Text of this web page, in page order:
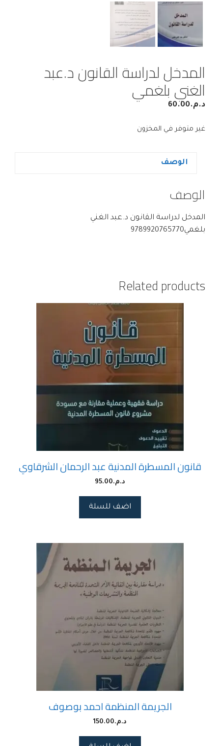
المدخل لدراسة القانون د.عبد
الغني بلغمي
د.م.60.00
غير متوفر في المخزون
الوصف
الوصف
المدخل لدراسة القانون د.عبد الغني
بلغمي9789920765770
Related products
قانون المسطرة المدنية عبد الرحمان الشرقاوي
د.م.95.00
اضف للسلة
الجريمة المنظمة احمد بوصوف
د.م.150.00